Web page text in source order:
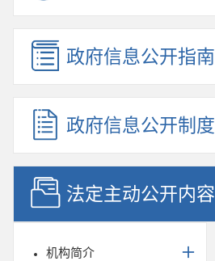
政府信息公开指南
政府信息公开制度
法定主动公开内容
机构简介